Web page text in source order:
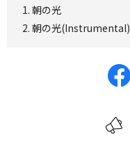
朝の光
朝の光(Instrumental)